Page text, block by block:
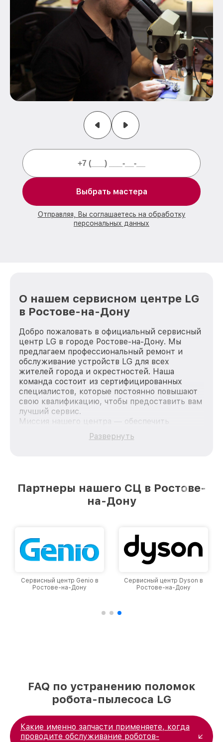
Выбрать мастера
Отправляя, Вы соглашаетесь на обработку
персональных данных
О нашем сервисном центре LG
в Ростове-на-Дону
Добро пожаловать в официальный сервисный
центр LG в городе Ростове-на-Дону. Мы
предлагаем профессиональный ремонт и
обслуживание устройств LG для всех
жителей города и окрестностей. Наша
команда состоит из сертифицированных
специалистов, которые постоянно повышают
свою квалификацию, чтобы предоставить вам
лучший сервис.
Миссия нашего центра — обеспечить
качественный и доступный ремонт для
каждого пользователя продукции LG, вне
лучшим сервисным центром LG в городе
Ростове-на-Дону, постоянно повышая уровень
Развернуть
Партнеры нашего СЦ в Ростове-
на-Дону
Сервисный центр Genio в
Ростове-на-Дону
Сервисный центр Dyson в
Ростове-на-Дону
FAQ по устранению поломок
робота-пылесоса LG
Какие именно запчасти применяете, когда
проводите обслуживание роботов-